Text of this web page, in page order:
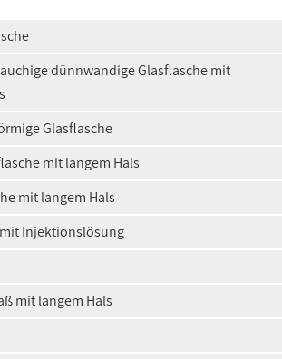
dünnwandige Glasflasche mit
Glasflasche
mit langem Hals
mit langem Hals
Injektionslösung
mit langem Hals